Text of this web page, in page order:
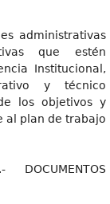
administrativas
que estén
Institucional,
y técnico
los objetivos y
al plan de trabajo
DOCUMENTOS